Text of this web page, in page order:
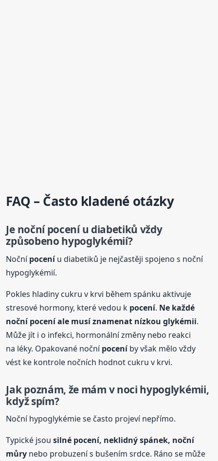
FAQ – Často kladené otázky
Je nočnípoceníu diabetiků vždy
způsobeno hypoglykémií?
Nočnípoceníu diabetiků je nejčastěji spojeno s noční
hypoglykémií.
Pokles hladiny cukru v krvi během spánku aktivuje
stresové hormony, které vedou k pocení. Ne každé
nočnípoceníale musí znamenat nízkou glykémii.
Může jít i o infekci, hormonální změny nebo reakci
na léky. Opakované nočnípoceníby však mělo vždy
vést ke kontrole nočních hodnot cukru v krvi.
Jak poznám, že mám v noci hypoglykémii,
když spím?
Noční hypoglykémie se často projeví nepřímo.
Typické jsousilné pocení, neklidný spánek, noční
můry nebo probuzení s bušením srdce. Ráno se může